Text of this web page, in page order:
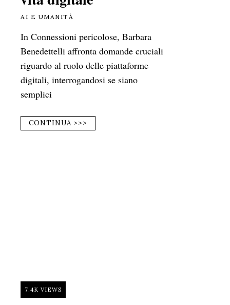
AI E UMANITÀ
In Connessioni pericolose, Barbara
Benedettelli affronta domande cruciali
riguardo al ruolo delle piattaforme
digitali, interrogandosi se siano
semplici
CONTINUA >>>
7.4K VIEWS